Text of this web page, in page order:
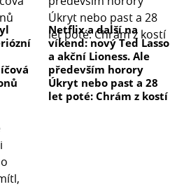
Netflix a další na
víkend: nový Ted Lasso
a akční Lioness. Ale
především horory
Úkryt nebo past a 28
let poté: Chrám z kostí